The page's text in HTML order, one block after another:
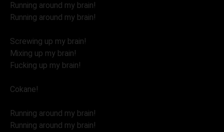
Running around my brain!
Running around my brain!
Screwing up my brain!
Mixing up my brain!
Fucking up my brain!
Cokane!
Running around my brain!
Running around my brain!